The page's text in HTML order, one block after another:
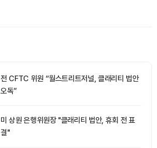
전 CFTC 위원 “월스트리트저널, 클래리티 법안
오독”
미 상원 은행위원장 "클래리티 법안, 휴회 전 표
결"